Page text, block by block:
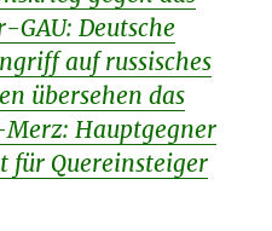
GAU: Deutsche
auf russisches
übersehen das
Merz: Hauptgegner
für Quereinsteiger